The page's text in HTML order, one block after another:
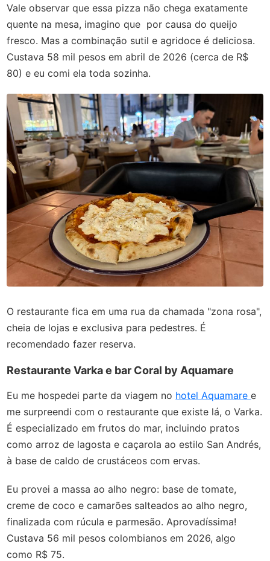
Vale observar que essa pizza não chega exatamente
quente na mesa, imagino que por causa do queijo
fresco. Mas a combinação sutil e agridoce é deliciosa.
Custava 58 mil pesos em abril de 2026 (cerca de R$
80) e eu comi ela toda sozinha.
O restaurante fica em uma rua da chamada "zona rosa",
cheia de lojas e exclusiva para pedestres. É
recomendado fazer reserva.
Restaurante Varka e bar Coral by Aquamare
Eu me hospedei parte da viagem no hotel Aquamaree
me surpreendi com o restaurante que existe lá, o Varka.
É especializado em frutos do mar, incluindo pratos
como arroz de lagosta e caçarola ao estilo San Andrés,
à base de caldo de crustáceos com ervas.
Eu provei a massa ao alho negro: base de tomate,
creme de coco e camarões salteados ao alho negro,
finalizada com rúcula e parmesão. Aprovadíssima!
Custava 56 mil pesos colombianos em 2026, algo
como R$ 75.